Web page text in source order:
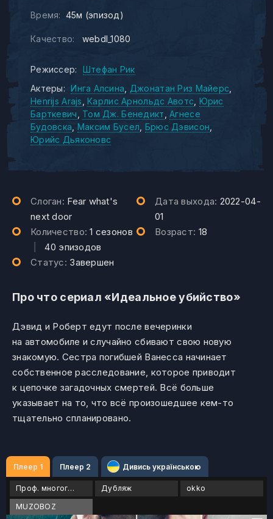
Время: 45м (эпизод)
Качество: webdl_1080
Режиссер:
Штефан Рик
Актеры:
Инга Алсина
Джонатан Риз Майерс
Henrijs Arajs
Карлис Арнольдс Авотс Юрис
Барткевич
Том Дж. Бенедикт Агнесе
Будовска Максим Бусел Брюс Дэвисон
Юрийс Дьяконовс
Слоган: Fear what's
next door
Дата выхода: 2022-04-
01
Количество:1 сезонов
|40 эпизодов
Возраст: 18
Статус: Завершен
Про что сериал «Идеальное убийство»
Дэвид и Роберт едут после вечеринки
на автомобиле и случайно сбивают свою новую
знакомую. Сестра погибшей Ванесса начинает
собственное расследование, которое приводит
к цепочке загадочных смертей. Всё больше
указывает на то, что всё произошедшее кем-то
тщательно спланировано.
Плеер 1 Плеер 2 Дивись українською
Проф. многоголосый Дубляж
okko
MUZOBOZ